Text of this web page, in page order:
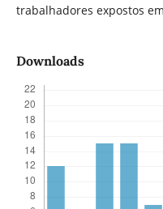
trabalhadores expostos
Downloads